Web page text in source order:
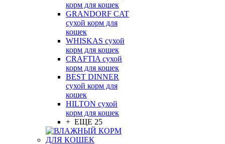
корм для кошек
GRANDORF CAT
сухой корм для
кошек
WHISKAS сухой
корм для кошек
CRAFTIA сухой
корм для кошек
BEST DINNER
сухой корм для
кошек
HILTON сухой
корм для кошек
+ ЕЩЕ 25